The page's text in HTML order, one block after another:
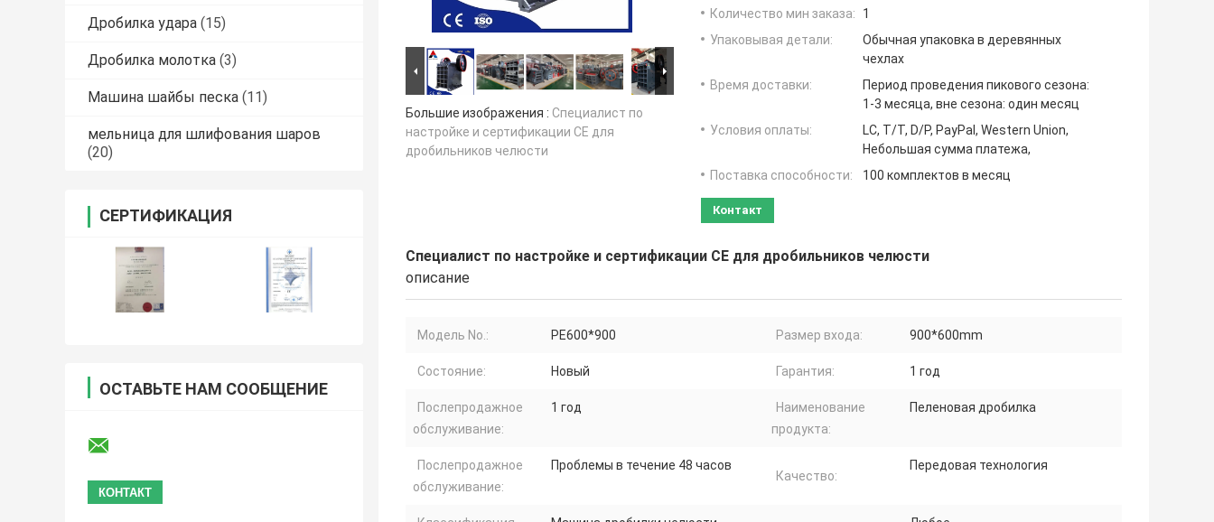
Дробилка удара (15)
Дробилка молотка (3)
Машина шайбы песка (11)
мельница для шлифования шаров
(20)
СЕРТИФИКАЦИЯ
ОСТАВЬТЕ НАМ СООБЩЕНИЕ
Большие изображения : Специалист по
настройке и сертификации CE для
дробильников челюсти
Количество мин заказа:
1
Упаковывая детали:
Обычная упаковка в деревянных
чехлах
Время доставки:
Период проведения пикового сезона:
1-3 месяца, вне сезона: один месяц
Условия оплаты:
LC, T/T, D/P, PayPal, Western Union,
Небольшая сумма платежа,
Поставка способности:
100 комплектов в месяц
Контакт
Специалист по настройке и сертификации CE для дробильников челюсти
описание
Модель No.: PE600*900 Размер входа: 900*600mm
Состояние: Новый Гарантия: 1 год
Послепродажное
обслуживание:
1 год
Наименование
продукта:
Пеленовая дробилка
Послепродажное
обслуживание:
Проблемы в течение 48 часов
Качество:
Передовая технология